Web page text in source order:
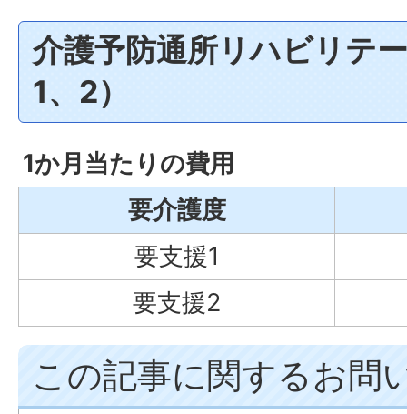
介護予防通所リハビリテ
1、2）
1か月当たりの費用
要介護度
要支援1
要支援2
この記事に関するお問